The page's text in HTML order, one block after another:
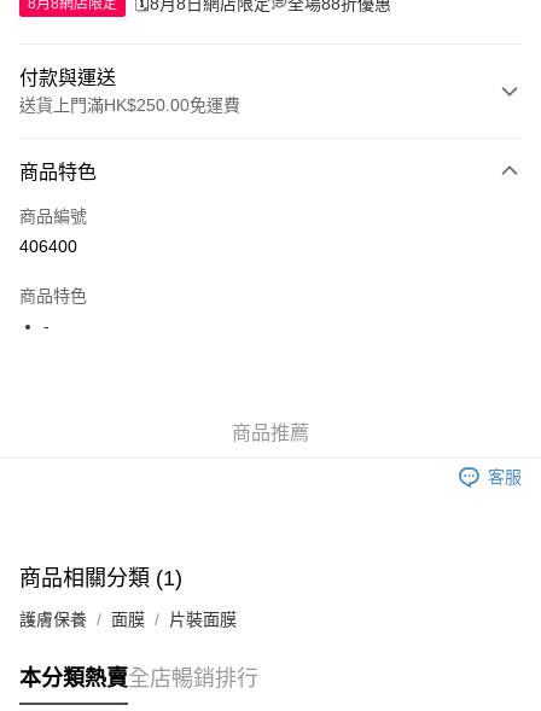
8月8網店限定
付款與運送
送貨上門滿HK$250.00免運費
信用卡
Apple Pay
JD京東物流，訂單確認發貨後2-4個工作天送達
商品特色
商品編號
406400
商品特色
-
商品推薦
客服
商品相關分類 (1)
護膚保養 面膜 片裝面膜
本分類熱賣全店暢銷排行